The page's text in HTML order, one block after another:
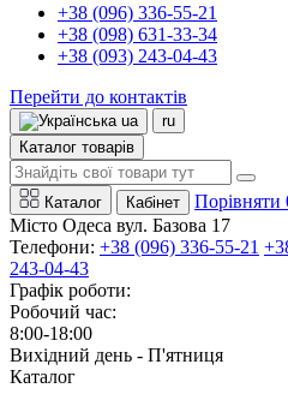
+38 (096) 336-55-21
+38 (098) 631-33-34
+38 (093) 243-04-43
Перейти до контактів
ua
ru
Каталог товарів
Каталог Кабінет Порівняти
Місто Одеса вул. Базова 17
Телефони: +38 (096) 336-55-21
243-04-43
Графік роботи:
Робочий час:
8:00-18:00
Вихідний день - П'ятниця
Каталог